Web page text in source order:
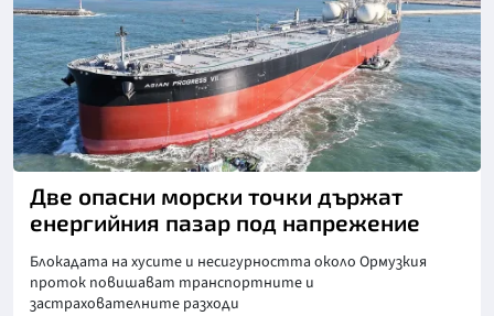
Две опасни морски точки държат
енергийния пазар под напрежение
Блокадата на хусите и несигурността около Ормузкия
проток повишават транспортните и
застрахователните разходи